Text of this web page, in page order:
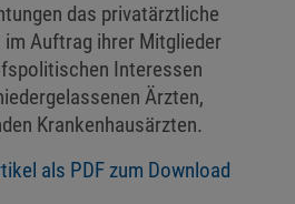
das privatärztliche
Auftrag ihrer Mitglieder
Interessen
Ärzten,
Krankenhausärzten.
als PDF zum Download